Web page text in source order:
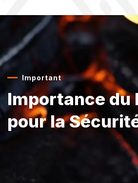
Important
Importance du
pour la